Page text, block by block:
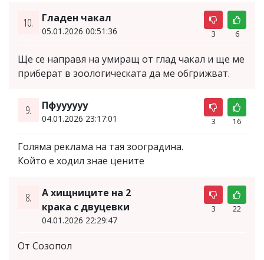
10. Гладен чакал
05.01.2026 00:51:36 3 6
Ще се направя на умиращ от глад чакал и ще ме
приберат в зоологическата да ме обгрижват.
9. Пфуууууу
04.01.2026 23:17:01 3 16
Голяма реклама на тая зооградина.
Който е ходил знае цените
8.
А хищниците на 2
крака с двуцевки
04.01.2026 22:29:47
3 22
От Созопол